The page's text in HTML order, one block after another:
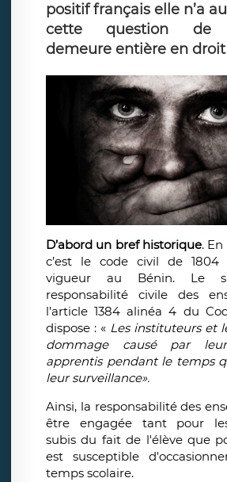
positif français elle n’a
cette question de
demeure entière en
D’abord un bref historique.
c’est le code civil de
vigueur au Bénin. Le
responsabilité civile des
l’article 1384 alinéa 4 du
dispose : « Les instituteurs et
dommage causé par
apprentis pendant le temps
leur surveillance».
Ainsi, la responsabilité des
être engagée tant pour
subis du fait de l'élève que
est susceptible
temps scolaire.